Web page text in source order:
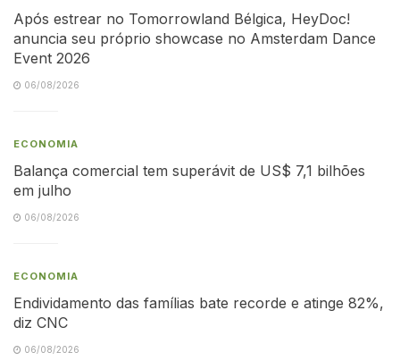
Após estrear no Tomorrowland Bélgica, HeyDoc!
anuncia seu próprio showcase no Amsterdam Dance
Event 2026
06/08/2026
ECONOMIA
Balança comercial tem superávit de US$ 7,1 bilhões
em julho
06/08/2026
ECONOMIA
Endividamento das famílias bate recorde e atinge 82%,
diz CNC
06/08/2026